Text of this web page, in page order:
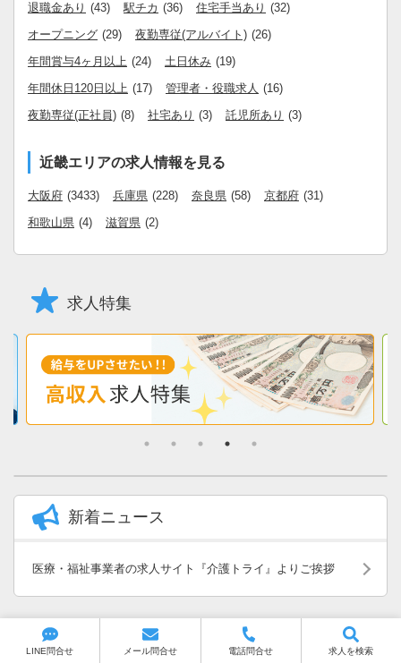
退職金あり (43) 駅チカ (36) 住宅手当あり (32)
オープニング (29) 夜勤専従(アルバイト) (26)
年間賞与4ヶ月以上 (24) 土日休み (19)
年間休日120日以上 (17) 管理者・役職求人 (16)
夜勤専従(正社員) (8) 社宅あり (3) 託児所あり (3)
近畿エリアの求人情報を見る
大阪府 (3433) 兵庫県 (228) 奈良県 (58) 京都府 (31)
和歌山県 (4) 滋賀県 (2)
お気に入りに追加 お問合せ
求人特集
新着ニュース
医療・福祉事業者の求人サイト『介護トライ』よりご挨拶
LINE問合せ メール問合せ 電話問合せ 求人を検索